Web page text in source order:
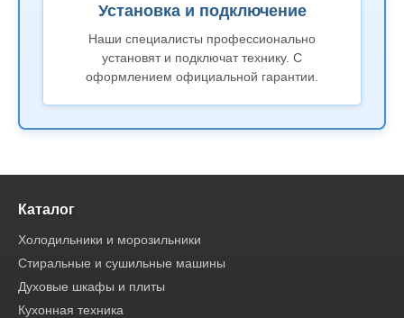
Установка и подключение
Наши специалисты профессионально
установят и подключат технику. С
оформлением официальной гарантии.
Каталог
Холодильники и морозильники
Стиральные и сушильные машины
Духовые шкафы и плиты
Кухонная техника